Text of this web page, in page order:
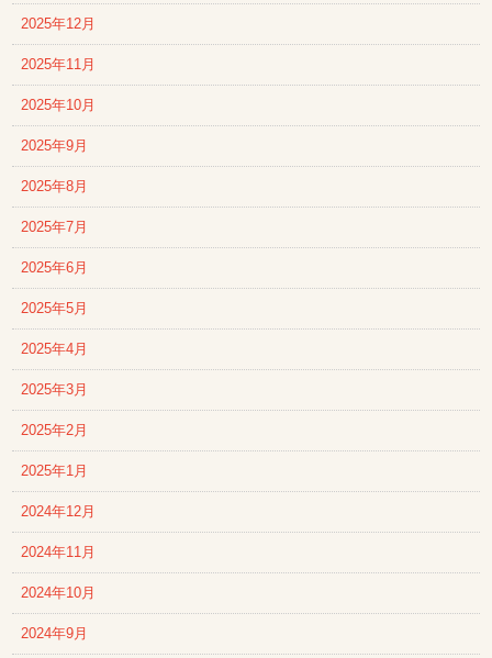
2025年12月
2025年11月
2025年10月
2025年9月
2025年8月
2025年7月
2025年6月
2025年5月
2025年4月
2025年3月
2025年2月
2025年1月
2024年12月
2024年11月
2024年10月
2024年9月